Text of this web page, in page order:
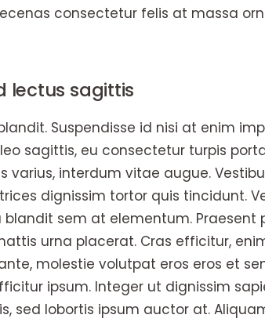
consectetur felis at massa
lectus sagittis
Suspendisse id nisi at enim
sagittis, eu consectetur turpis
interdum vitae augue.
dignissim tortor quis tincidunt.
blandit sem at elementum. Praesent
urna placerat. Cras efficitur,
molestie volutpat eros eros et
ipsum. Integer ut dignissim
sed lobortis ipsum auctor at.